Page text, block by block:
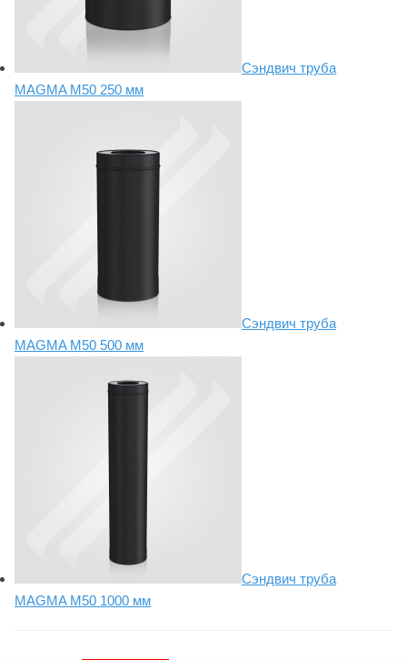
Сэндвич труба
MAGMA М50 250 мм
Сэндвич труба
MAGMA М50 500 мм
Сэндвич труба
MAGMA М50 1000 мм